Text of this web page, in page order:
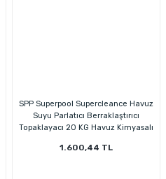
SPP Superpool Supercleance Havuz
Suyu Parlatıcı Berraklaştırıcı
Topaklayacı 20 KG Havuz Kimyasalı
1.600,44 TL